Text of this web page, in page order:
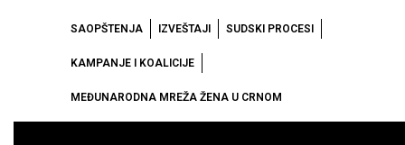
SAOPŠTENJA IZVEŠTAJI SUDSKI PROCESI
KAMPANJE I KOALICIJE
MEĐUNARODNA MREŽA ŽENA U CRNOM